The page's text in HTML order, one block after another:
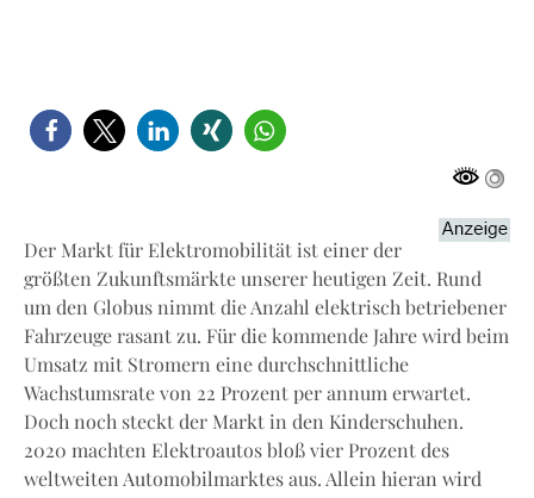
Der Markt für Elektromobilität ist einer der
größten Zukunftsmärkte unserer heutigen Zeit. Rund
um den Globus nimmt die Anzahl elektrisch betriebener
Fahrzeuge rasant zu. Für die kommende Jahre wird beim
Umsatz mit Stromern eine durchschnittliche
Wachstumsrate von 22 Prozent per annum erwartet.
Doch noch steckt der Markt in den Kinderschuhen.
2020 machten Elektroautos bloß vier Prozent des
weltweiten Automobilmarktes aus. Allein hieran wird